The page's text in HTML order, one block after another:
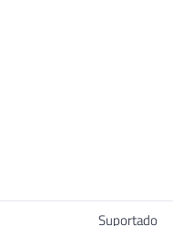
Suportado